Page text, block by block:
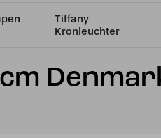
Tiffany
Kronleuchter
bis Ø49 cm Tiffany Schirm